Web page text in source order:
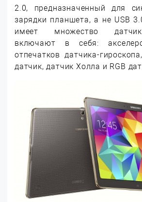
2.0, предназначенный для
зарядки планшета, а не USB
имеет множество
включают в себя:
отпечатков датчика-
датчик, датчик Холла и RGB